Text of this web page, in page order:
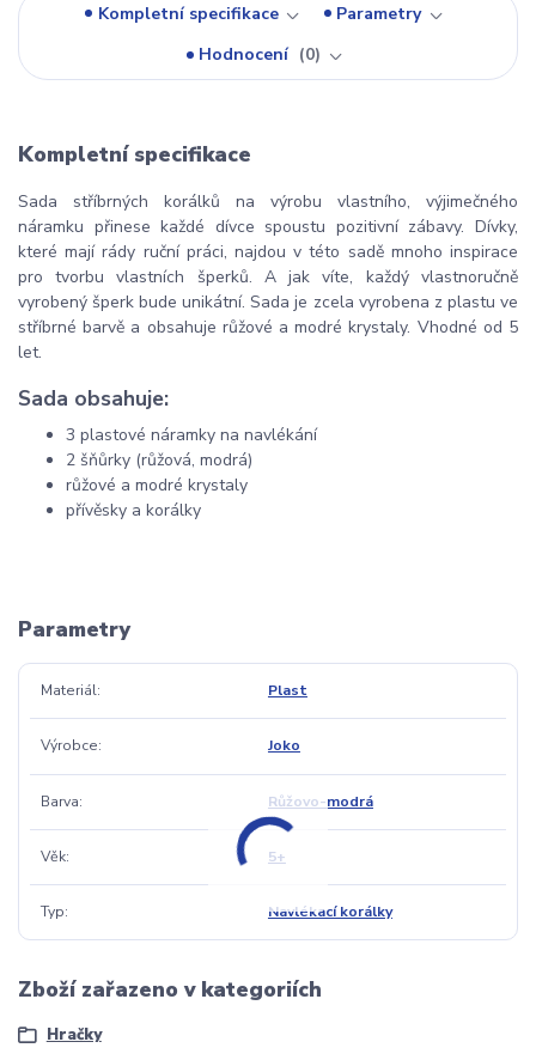
Kompletní specifikace
Parametry
Hodnocení
0
Kompletní specifikace
Sada stříbrných korálků na výrobu vlastního, výjimečného
náramku přinese každé dívce spoustu pozitivní zábavy. Dívky,
které mají rády ruční práci, najdou v této sadě mnoho inspirace
pro tvorbu vlastních šperků. A jak víte, každý vlastnoručně
vyrobený šperk bude unikátní. Sada je zcela vyrobena z plastu ve
stříbrné barvě a obsahuje růžové a modré krystaly. Vhodné od 5
let.
Sada obsahuje:
3 plastové náramky na navlékání
2 šňůrky (růžová, modrá)
růžové a modré krystaly
přívěsky a korálky
Parametry
Materiál Plast
Výrobce Joko
Barva Růžovo-modrá
Věk 5+
Typ Navlékací korálky
Zboží zařazeno v kategoriích
Hračky